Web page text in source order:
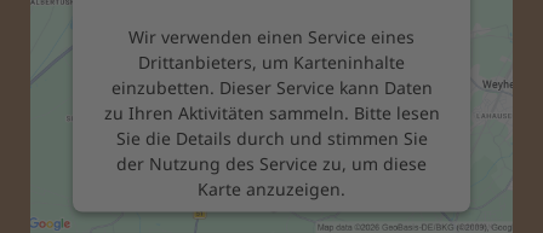
Wir verwenden einen Service eines
Drittanbieters, um Karteninhalte
einzubetten. Dieser Service kann Daten
zu Ihren Aktivitäten sammeln. Bitte lesen
Sie die Details durch und stimmen Sie
der Nutzung des Service zu, um diese
Karte anzuzeigen.